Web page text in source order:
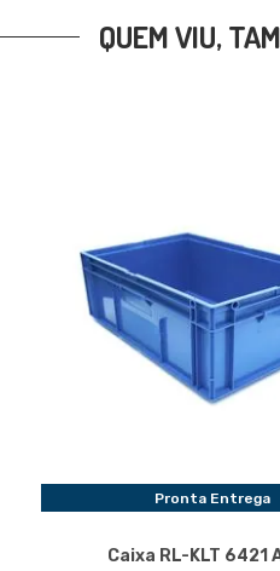
QUEM VIU,
Pronta Entrega
Caixa RL-KLT 6421